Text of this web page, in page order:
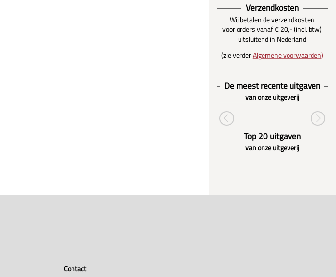
Verzendkosten
Wij betalen de verzendkosten
voor orders vanaf € 20,- (incl. btw)
uitsluitend in Nederland
(zie verderAlgemene voorwaarden)
De meest recente uitgaven
van onze uitgeverij
Top 20 uitgaven
van onze uitgeverij
Contact